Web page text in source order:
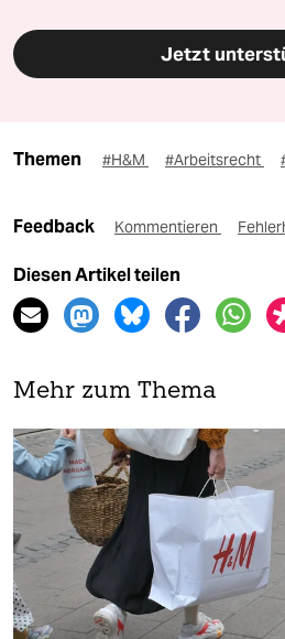
Jetzt
Themen #H&M #Arbeitsrecht
Feedback Kommentieren
Diesen Artikel teilen
Mehr zum Thema